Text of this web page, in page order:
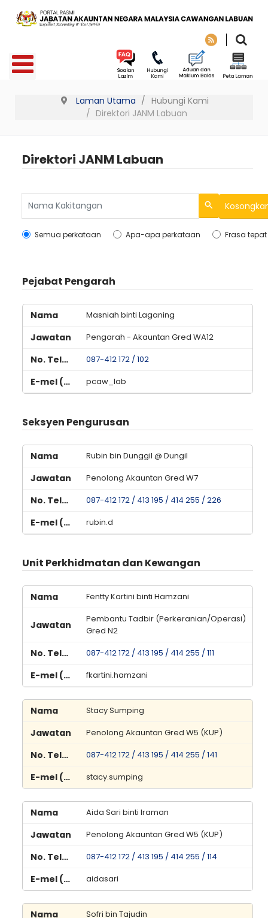
Laman Utama
Hubungi Kami
Direktori JANM Labuan
Direktori JANM Labuan
Search
Semua perkataan Apa-apa perkataan Frasa tepat
Pejabat Pengarah
Masniah binti Laganing
Pengarah - Akauntan Gred WA12
087-412 172 / 102
pcaw_lab
Seksyen Pengurusan
Rubin bin Dunggil @ Dungil
Penolong Akauntan Gred W7
087-412 172 / 413 195 / 414 255 / 226
rubin.d
Unit Perkhidmatan dan Kewangan
Fentty Kartini binti Hamzani
Pembantu Tadbir (Perkeranian/Operasi)
Gred N2
087-412 172 / 413 195 / 414 255 / 111
fkartini.hamzani
Stacy Sumping
Penolong Akauntan Gred W5 (KUP)
087-412 172 / 413 195 / 414 255 / 141
stacy.sumping
Aida Sari binti Iraman
Penolong Akauntan Gred W5 (KUP)
087-412 172 / 413 195 / 414 255 / 114
aidasari
Sofri bin Tajudin